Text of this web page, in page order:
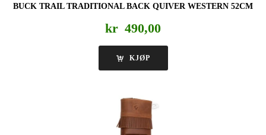
BUCK TRAIL TRADITIONAL BACK QUIVER WESTERN 52CM
kr 490,00
KJØP